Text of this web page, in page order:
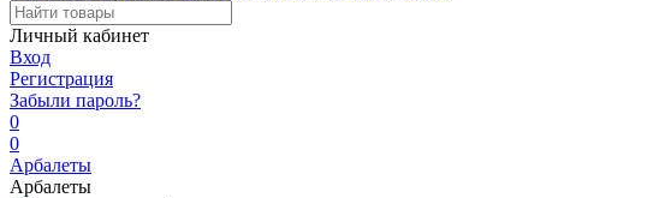
Личный кабинет
Вход
Регистрация
Забыли пароль?
0
0
Арбалеты
Арбалеты